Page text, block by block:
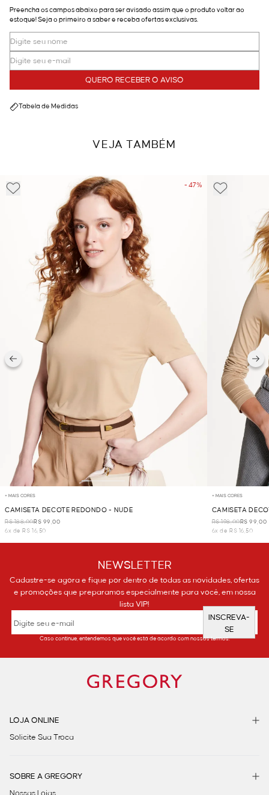
Preencha os campos abaixo para ser avisado assim que o produto voltar ao
estoque! Seja o primeiro a saber e receba ofertas exclusivas.
QUERO RECEBER O AVISO
Tabela de Medidas
VEJA TAMBÉM
- 47%
+ MAIS CORES
CAMISETA DECOTE REDONDO - NUDE
R$ 188,00R$ 99,00
6x de R$ 16,50
+ MAIS CORES
CAMISETA
R$ 198,00R$ 99,00
6x de R$ 16,50
NEWSLETTER
Cadastre-se agora e fique por dentro de todas as novidades, ofertas
e promoções que preparamos especialmente para você, em nossa
lista VIP!
INSCREVA-
SE
Caso continue, entendemos que você está de acordo com nossos termos.
LOJA ONLINE
Solicite Sua Troca
SOBRE A GREGORY